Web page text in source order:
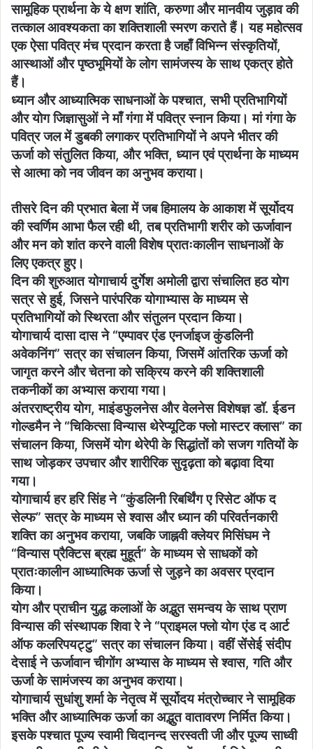
सामूहिक प्रार्थना के ये क्षण शांति, करुणा और मानवीय जुड़ाव की
तत्काल आवश्यकता का शक्तिशाली स्मरण कराते हैं। यह महोत्सव
एक ऐसा पवित्र मंच प्रदान करता है जहाँ विभिन्न संस्कृतियों,
आस्थाओं और पृष्ठभूमियों के लोग सामंजस्य के साथ एकत्र होते
हैं।
ध्यान और आध्यात्मिक साधनाओं के पश्चात, सभी प्रतिभागियों
और योग जिज्ञासुओं ने माँ गंगा में पवित्र स्नान किया। मां गंगा के
पवित्र जल में डुबकी लगाकर प्रतिभागियों ने अपने भीतर की
ऊर्जा को संतुलित किया, और भक्ति, ध्यान एवं प्रार्थना के माध्यम
से आत्मा को नव जीवन का अनुभव कराया।
तीसरे दिन की प्रभात बेला में जब हिमालय के आकाश में सूर्योदय
की स्वर्णिम आभा फैल रही थी, तब प्रतिभागी शरीर को ऊर्जावान
और मन को शांत करने वाली विशेष प्रातःकालीन साधनाओं के
लिए एकत्र हुए।
दिन की शुरुआत योगाचार्य दुर्गेश अमोली द्वारा संचालित हठ योग
सत्र से हुई, जिसने पारंपरिक योगाभ्यास के माध्यम से
प्रतिभागियों को स्थिरता और संतुलन प्रदान किया।
योगाचार्य दासा दास ने “एम्पावर एंड एनर्जाइज कुंडलिनी
अवेकनिंग” सत्र का संचालन किया, जिसमें आंतरिक ऊर्जा को
जागृत करने और चेतना को सक्रिय करने की शक्तिशाली
तकनीकों का अभ्यास कराया गया।
अंतरराष्ट्रीय योग, माइंडफुलनेस और वेलनेस विशेषज्ञ डॉ. ईडन
गोल्डमैन ने “चिकित्सा विन्यास थेरेप्यूटिक फ्लो मास्टर क्लास” का
संचालन किया, जिसमें योग थेरेपी के सिद्धांतों को सजग गतियों के
साथ जोड़कर उपचार और शारीरिक सुदृढ़ता को बढ़ावा दिया
गया।
योगाचार्य हर हरि सिंह ने “कुंडलिनी रिबर्थिंग ए रिसेट ऑफ द
सेल्फ” सत्र के माध्यम से श्वास और ध्यान की परिवर्तनकारी
शक्ति का अनुभव कराया, जबकि जाह्नवी क्लेयर मिसिंघम ने
“विन्यास प्रैक्टिस ब्रह्म मुहूर्त” के माध्यम से साधकों को
प्रातःकालीन आध्यात्मिक ऊर्जा से जुड़ने का अवसर प्रदान
किया।
योग और प्राचीन युद्ध कलाओं के अद्भुत समन्वय के साथ प्राण
विन्यास की संस्थापक शिवा रे ने “प्राइमल फ्लो योग एंड द आर्ट
ऑफ कलरिपयट्टु” सत्र का संचालन किया। वहीं सेंसेई संदीप
देसाई ने ऊर्जावान चीगोंग अभ्यास के माध्यम से श्वास, गति और
ऊर्जा के सामंजस्य का अनुभव कराया।
योगाचार्य सुधांशु शर्मा के नेतृत्व में सूर्योदय मंत्रोच्चार ने सामूहिक
भक्ति और आध्यात्मिक ऊर्जा का अद्भुत वातावरण निर्मित किया।
इसके पश्चात पूज्य स्वामी चिदानन्द सरस्वती जी और पूज्य साध्वी